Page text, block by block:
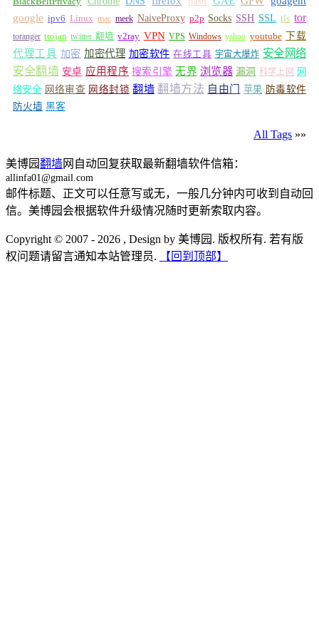
google ipv6 Linux mac meek NaiveProxy p2p Socks SSH SSL tls tor
toranger trojan twitter 翻墙 v2ray VPN VPS Windows yahoo youtube 下载
代理工具 加密 加密代理 加密软件 在线工具 宇宙大爆炸 安全网络
安全翻墙 安卓 应用程序 搜索引擎 无界 浏览器 漏洞 科学上网 网
络安全 网络审查 网络封锁 翻墙 翻墙方法 自由门 苹果 防毒软件
防火墙 黑客
All Tags »»
美博园翻墙网自动回复获取最新翻墙软件信箱：
allinfa01@gmail.com
邮件标题、正文可以任意写或无，一般几分钟内可收到自动回
信。美博园会根据软件升级情况随时更新索取内容。
Copyright © 2007 - 2026 , Design by 美博园. 版权所有. 若有版
权问题请留言通知本站管理员.
【回到顶部】